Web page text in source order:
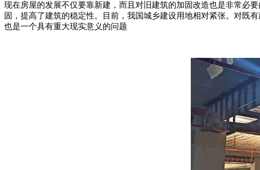
现在房屋的发展不仅要靠新建，而且对旧建筑的加固改造也是非常必
固，提高了建筑的稳定性。目前，我国城乡建设用地相对紧张。对既
也是一个具有重大现实意义的问题